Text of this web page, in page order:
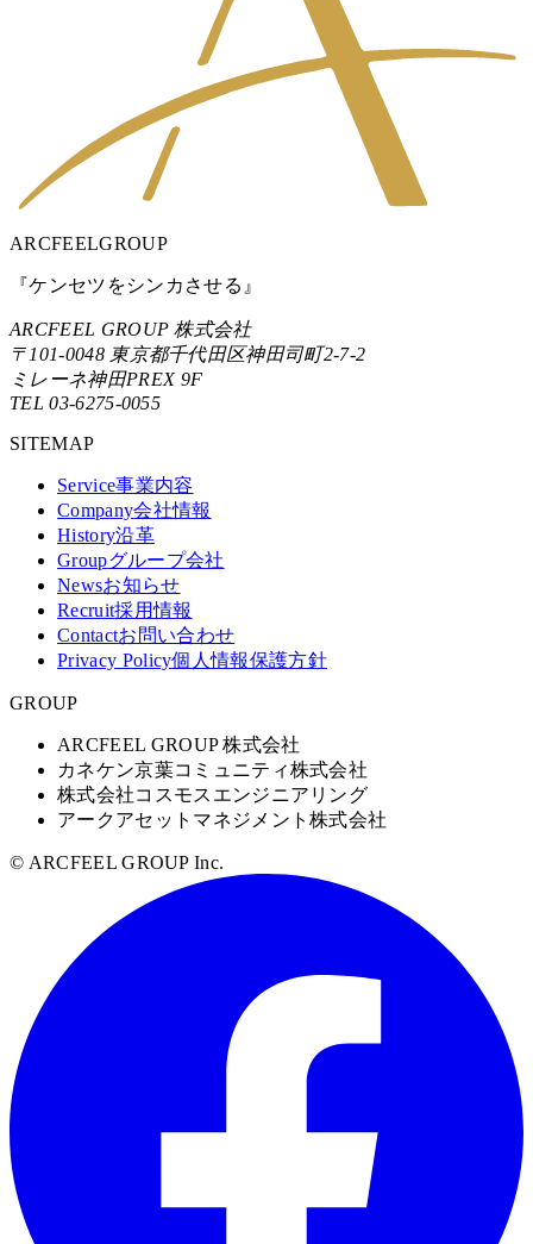
ARCFEELGROUP
『ケンセツをシンカさせる』
ARCFEEL GROUP 株式会社
〒101-0048 東京都千代田区神田司町2-7-2
ミレーネ神田PREX 9F
TEL 03-6275-0055
SITEMAP
Service事業内容
Company会社情報
History沿革
Groupグループ会社
Newsお知らせ
Recruit採用情報
Contactお問い合わせ
Privacy Policy個人情報保護方針
GROUP
ARCFEEL GROUP 株式会社
カネケン京葉コミュニティ株式会社
株式会社コスモスエンジニアリング
アークアセットマネジメント株式会社
© ARCFEEL GROUP Inc.